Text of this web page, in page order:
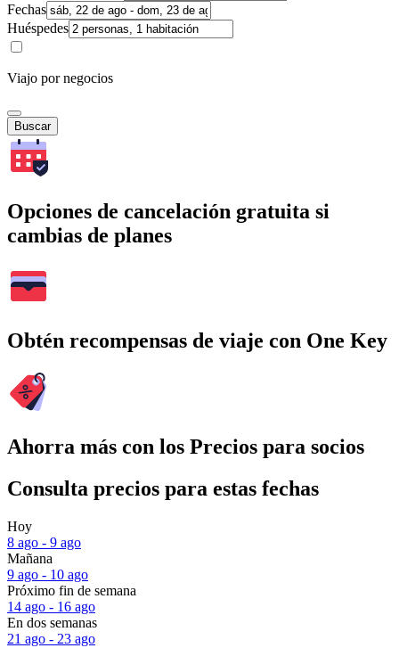
Fechas
Huéspedes
Viajo por negocios
Buscar
Opciones de cancelación gratuita si
cambias de planes
Obtén recompensas de viaje con One Key
Ahorra más con los Precios para socios
Consulta precios para estas fechas
Hoy
8 ago - 9 ago
Mañana
9 ago - 10 ago
Próximo fin de semana
14 ago - 16 ago
En dos semanas
21 ago - 23 ago